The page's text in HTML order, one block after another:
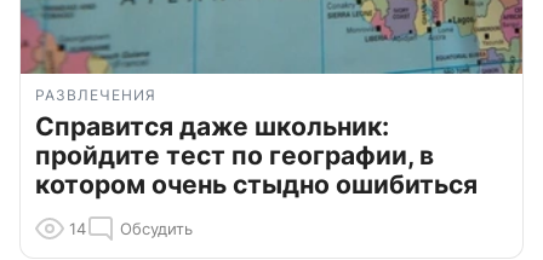
РАЗВЛЕЧЕНИЯ
Справится даже школьник:
пройдите тест по географии, в
котором очень стыдно ошибиться
14 Обсудить